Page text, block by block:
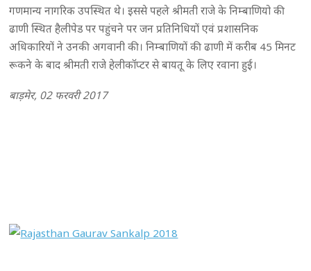
गणमान्य नागरिक उपस्थित थे। इससे पहले श्रीमती राजे के निम्बाणियो की
ढाणी स्थित हैलीपेड पर पहुंचने पर जन प्रतिनिधियों एवं प्रशासनिक
अधिकारियों ने उनकी अगवानी की। निम्बाणियों की ढाणी में करीब 45 मिनट
रूकने के बाद श्रीमती राजे हेलीकॉप्टर से बायतू के लिए रवाना हुई।
बाड़मेर, 02 फरवरी 2017